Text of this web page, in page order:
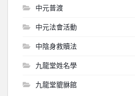
中元普渡
中元法會活動
中陰身救贖法
九龍堂姓名學
九龍堂貔貅館